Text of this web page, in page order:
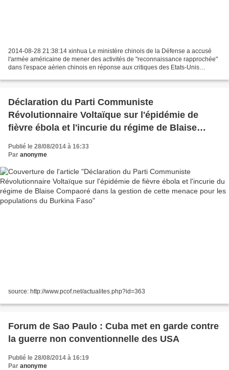
2014-08-28 21:38:14 xinhua Le ministère chinois de la Défense a accusé
l'armée américaine de mener des activités de "reconnaissance rapprochée"
dans l'espace aérien chinois en réponse aux critiques des Etats-Unis
Déclaration du Parti Communiste
Révolutionnaire Voltaïque sur l'épidémie de
fièvre ébola et l'incurie du régime de Blaise
Compaoré dans la gestion de cette menace pour
les populations du Burkina Faso
Publié le 28/08/2014 à 16:33
Par anonyme
source: http://www.pcof.net/actualites.php?id=363
Forum de Sao Paulo : Cuba met en garde contre
la guerre non conventionnelle des USA
Publié le 28/08/2014 à 16:19
Par anonyme